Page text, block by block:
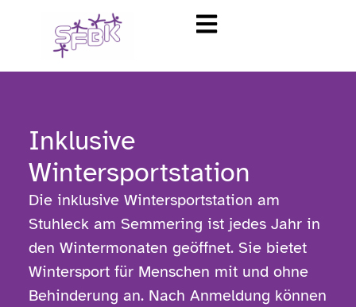
Inklusive
Wintersportstation
Die inklusive Wintersportstation am
Stuhleckam Semmering ist jedes Jahr in
den Wintermonaten geöffnet. Sie bietet
Wintersport für Menschen mit und ohne
Behinderung an. Nach Anmeldung können